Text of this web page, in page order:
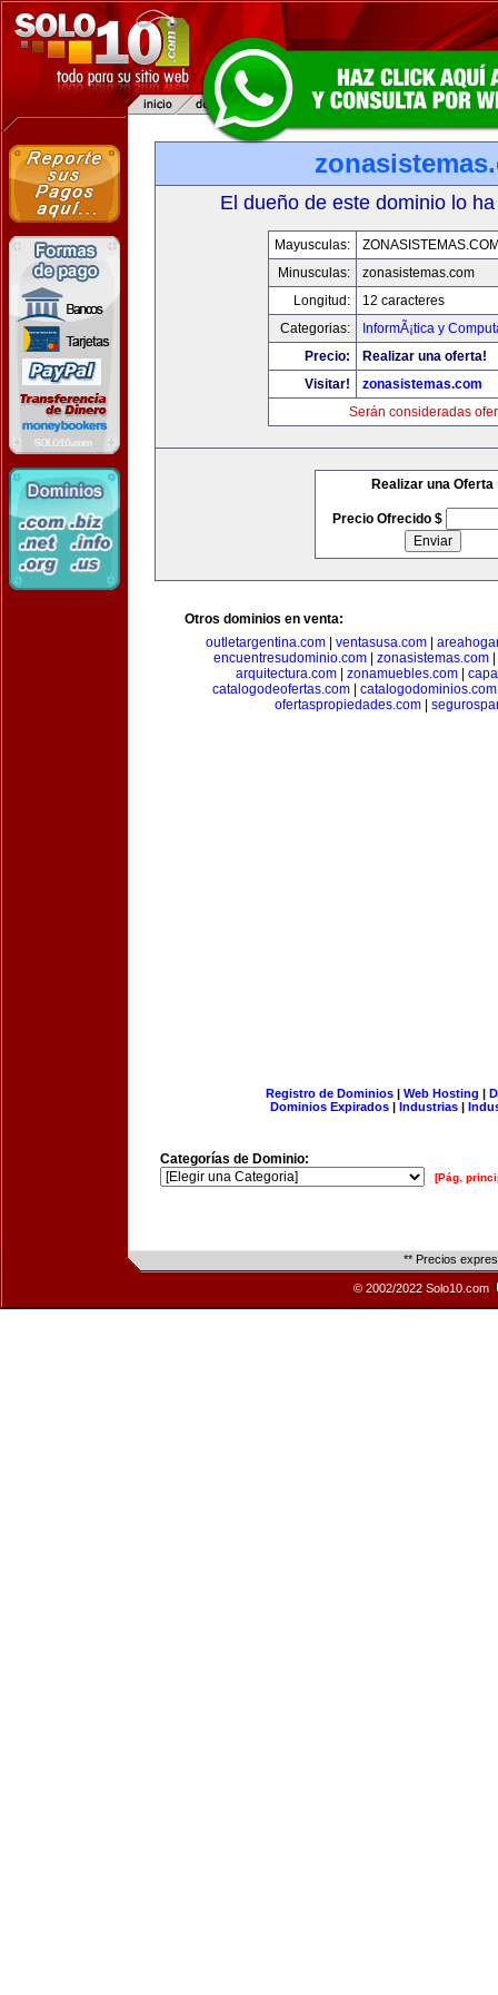
El dueño de este dominio lo
Mayusculas:
Minusculas:
zonasistemas.com
Longitud:
12 caracteres
Categorias:
InformÃ¡tica y
Precio:
Realizar una oferta!
Visitar!
zonasistemas.com
Serán consideradas
Realizar una Oferta
Precio Ofrecido $
Otros dominios en venta:
outletargentina.com
ventasusa.com
encuentresudominio.com| zonasistemas.com|
arquitectura.com
zonamuebles.com
catalogodeofertas.com| catalogodominios.com
ofertaspropiedades.com|
Registro de Dominios| Web Hosting |
Dominios Expirados | Industrias |
Categorías de Dominio:
[Pág.
** Precios
© 2002/2022 Solo10.com